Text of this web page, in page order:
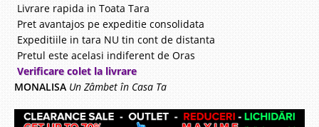
Livrare rapida in Toata Tara
Pret avantajos pe expeditie consolidata
Expeditiile in tara NU tin cont de distanta
Pretul este acelasi indiferent de Oras
Verificare colet la livrare
MONALISA Un Zâmbet în Casa Ta